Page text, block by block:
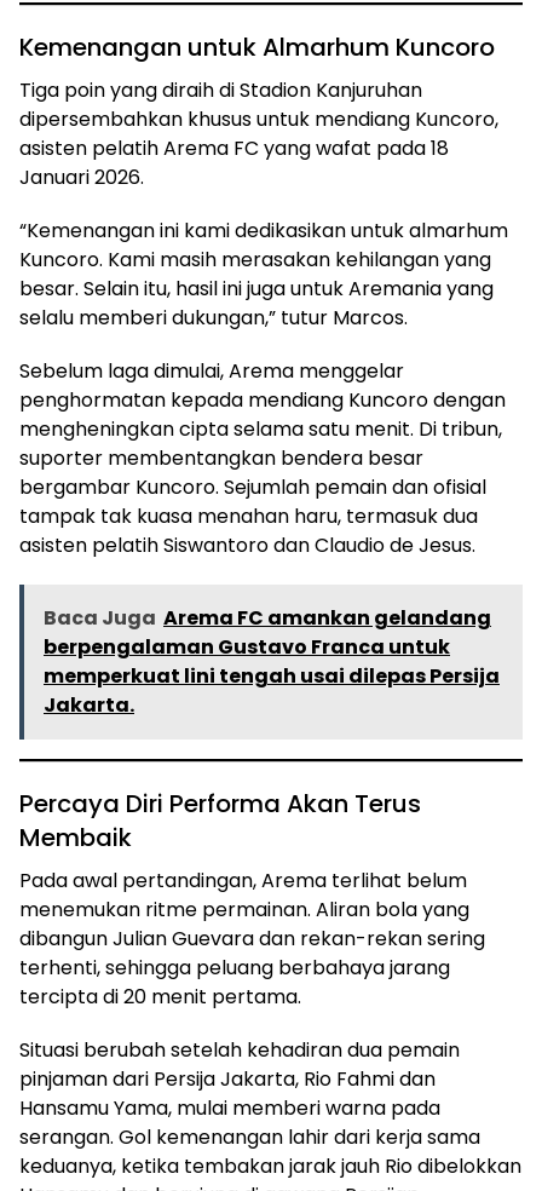
Kemenangan untuk Almarhum Kuncoro
Tiga poin yang diraih di Stadion Kanjuruhan
dipersembahkan khusus untuk mendiang Kuncoro,
asisten pelatih Arema FC yang wafat pada 18
Januari 2026.
“Kemenangan ini kami dedikasikan untuk almarhum
Kuncoro. Kami masih merasakan kehilangan yang
besar. Selain itu, hasil ini juga untuk Aremania yang
selalu memberi dukungan,” tutur Marcos.
Sebelum laga dimulai, Arema menggelar
penghormatan kepada mendiang Kuncoro dengan
mengheningkan cipta selama satu menit. Di tribun,
suporter membentangkan bendera besar
bergambar Kuncoro. Sejumlah pemain dan ofisial
tampak tak kuasa menahan haru, termasuk dua
asisten pelatih Siswantoro dan Claudio de Jesus.
Baca Juga Arema FC amankan gelandang
berpengalaman Gustavo Franca untuk
memperkuat lini tengah usai dilepas Persija
Jakarta.
Percaya Diri Performa Akan Terus
Membaik
Pada awal pertandingan, Arema terlihat belum
menemukan ritme permainan. Aliran bola yang
dibangun Julian Guevara dan rekan-rekan sering
terhenti, sehingga peluang berbahaya jarang
tercipta di 20 menit pertama.
Situasi berubah setelah kehadiran dua pemain
pinjaman dari Persija Jakarta, Rio Fahmi dan
Hansamu Yama, mulai memberi warna pada
serangan. Gol kemenangan lahir dari kerja sama
keduanya, ketika tembakan jarak jauh Rio dibelokkan